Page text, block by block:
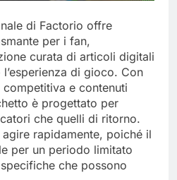
di Factorio offre
per i fan,
curata di articoli digitali
di gioco. Con
e contenuti
è progettato per
che quelli di ritorno.
rapidamente, poiché il
per un periodo limitato
che possono